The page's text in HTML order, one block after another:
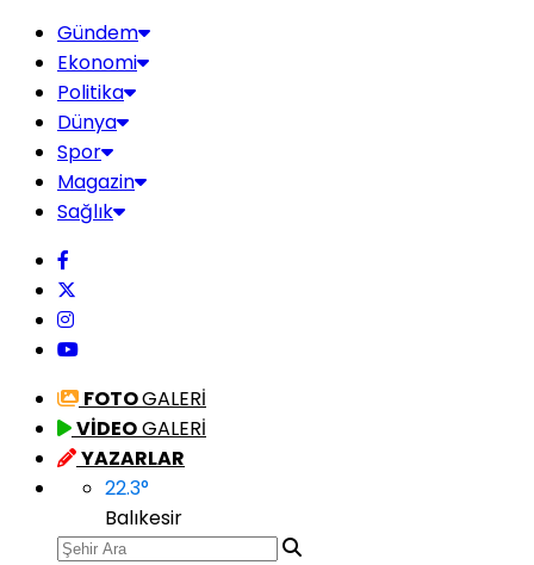
Gündem
Ekonomi
Politika
Dünya
Spor
Magazin
Sağlık
FOTOGALERİ
VİDEOGALERİ
YAZARLAR
22.3°
Balıkesir